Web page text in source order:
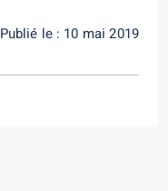
Publié le : 10 mai 2019